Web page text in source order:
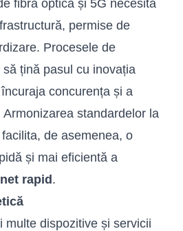
fibră optică și 5G necesită
permise de
Procesele de
țină pasul cu inovația
concurența și a
standardelor la
de asemenea, o
și mai eficientă a
rapid .
multe dispozitive și servicii